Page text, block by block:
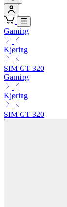
Gaming
Kjøring
SIM GT 320
Gaming
Kjøring
SIM GT 320